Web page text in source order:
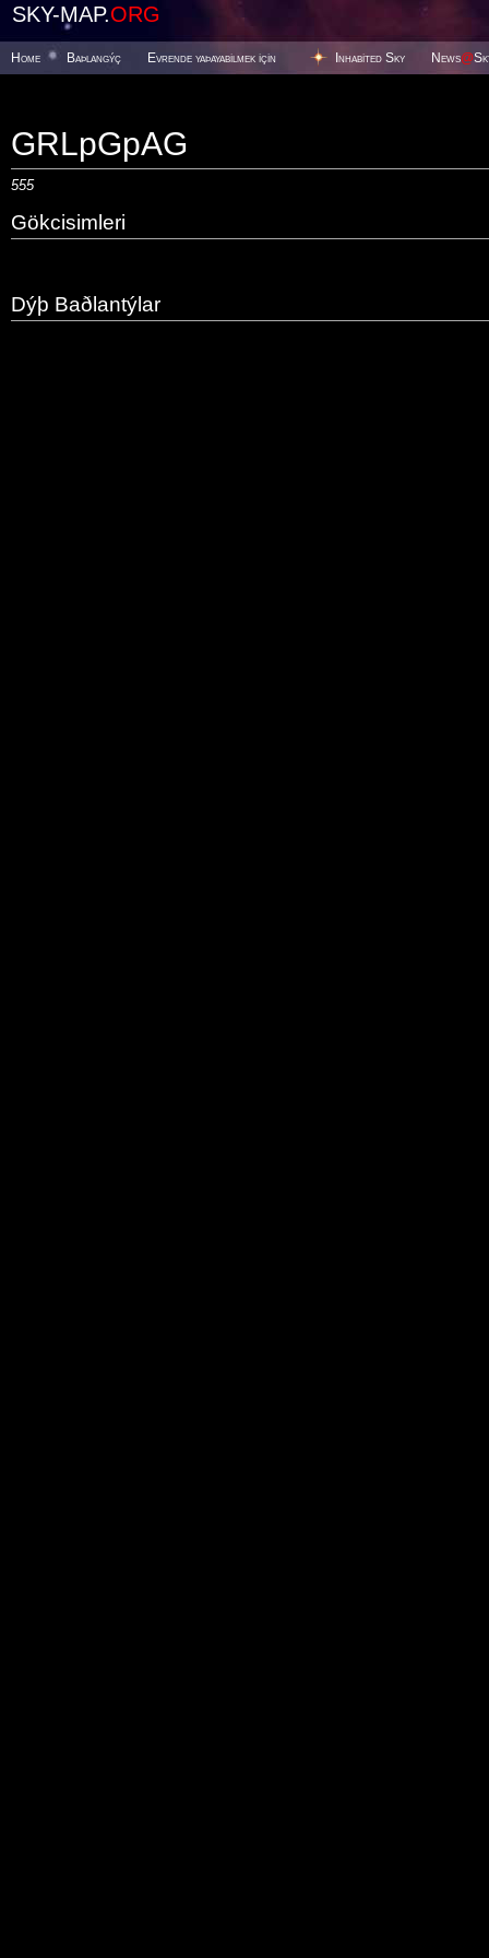
SKY-MAP.ORG
Home Baþlangýç Evrende yaþayabilmek için Inhabited Sky News@
GRLpGpAG
555
Gökcisimleri
Dýþ Baðlantýlar